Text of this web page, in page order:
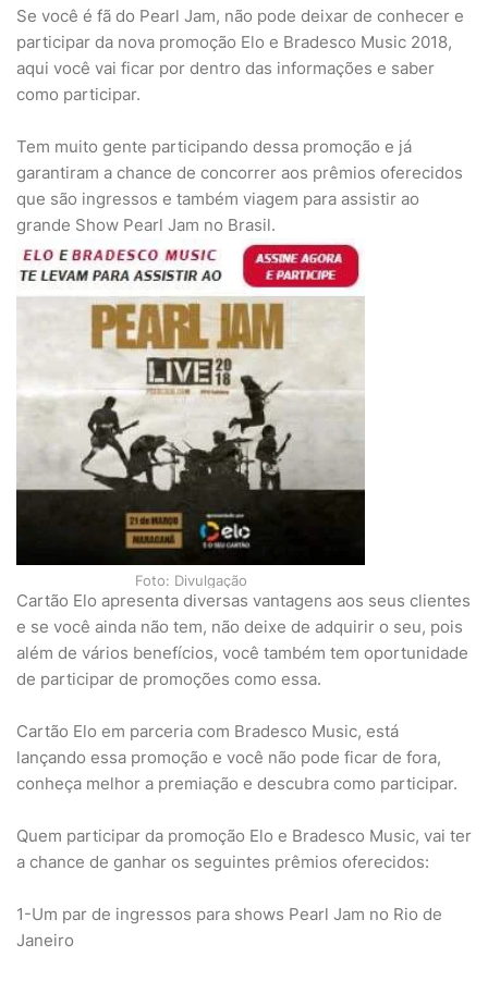
Se você é fã do Pearl Jam, não pode deixar de conhecer e
participar da nova promoção Elo e Bradesco Music 2018,
aqui você vai ficar por dentro das informações e saber
como participar.
Tem muito gente participando dessa promoção e já
garantiram a chance de concorrer aos prêmios oferecidos
que são ingressos e também viagem para assistir ao
grande Show Pearl Jam no Brasil.
Foto: Divulgação
Cartão Elo apresenta diversas vantagens aos seus clientes
e se você ainda não tem, não deixe de adquirir o seu, pois
além de vários benefícios, você também tem oportunidade
de participar de promoções como essa.
Cartão Elo em parceria com Bradesco Music, está
lançando essa promoção e você não pode ficar de fora,
conheça melhor a premiação e descubra como participar.
Quem participar da promoção Elo e Bradesco Music, vai ter
a chance de ganhar os seguintes prêmios oferecidos:
1-Um par de ingressos para shows Pearl Jam no Rio de
Janeiro